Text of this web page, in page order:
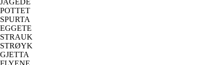
POTTET
SPURTA
EGGETE
STRAUK
STRØYK
GJETTA
FLYENE